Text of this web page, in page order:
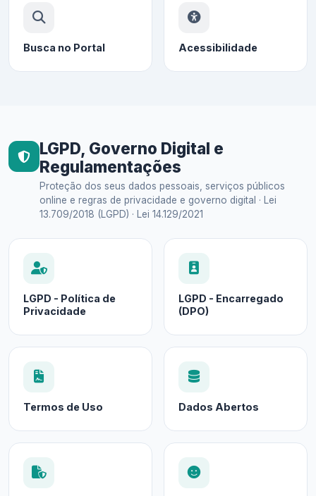
Busca no Portal Acessibilidade
LGPD, Governo Digital e
Regulamentações
Proteção dos seus dados pessoais, serviços públicos
online e regras de privacidade e governo digital · Lei
13.709/2018 (LGPD) · Lei 14.129/2021
LGPD - Política de
Privacidade
LGPD - Encarregado
(DPO)
Termos de Uso Dados Abertos